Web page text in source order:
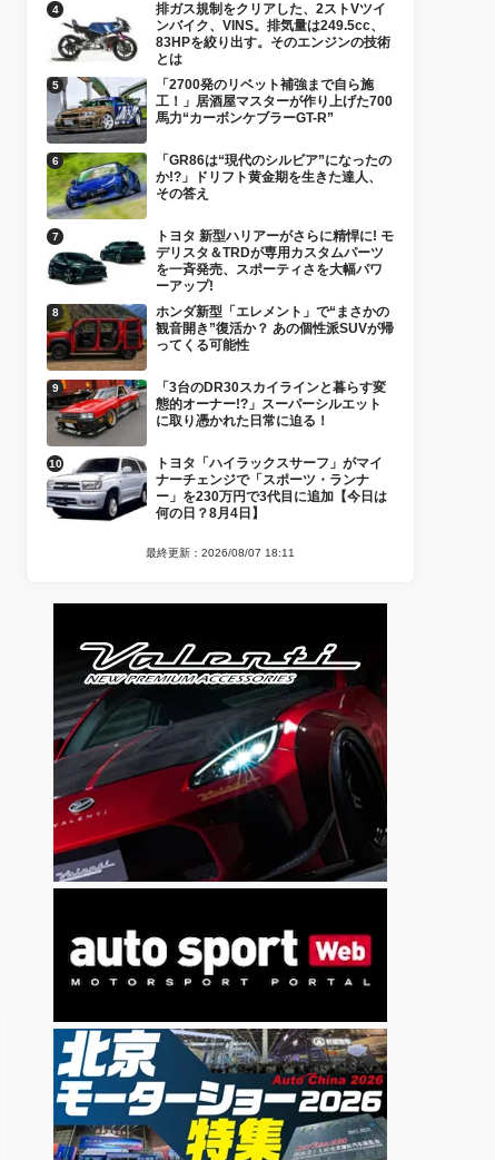
排ガス規制をクリアした、2ストVツイ
ンバイク、VINS。排気量は249.5cc、
83HPを絞り出す。そのエンジンの技術
とは
「2700発のリベット補強まで自ら施
工！」居酒屋マスターが作り上げた700
馬力“カーボンケブラーGT-R”
「GR86は“現代のシルビア”になったの
か!?」ドリフト黄金期を生きた達人、
その答え
トヨタ 新型ハリアーがさらに精悍に! モ
デリスタ＆TRDが専用カスタムパーツ
を一斉発売、スポーティさを大幅パワ
ーアップ!
ホンダ新型「エレメント」で“まさかの
観音開き”復活か？ あの個性派SUVが帰
ってくる可能性
「3台のDR30スカイラインと暮らす変
態的オーナー!?」スーパーシルエット
に取り憑かれた日常に迫る！
トヨタ「ハイラックスサーフ」がマイ
ナーチェンジで「スポーツ・ランナ
ー」を230万円で3代目に追加【今日は
何の日？8月4日】
最終更新：2026/08/07 18:11